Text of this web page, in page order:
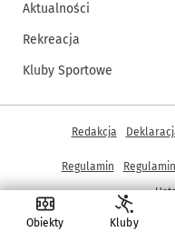
Obiekty Kluby
Aktualności
Rekreacja
Kluby Sportowe
© Copyright 2005-
Inne informacje
Redakcja
Regulamin